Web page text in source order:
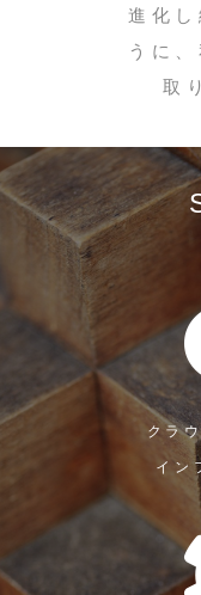
進化し
うに
取
クラ
イン